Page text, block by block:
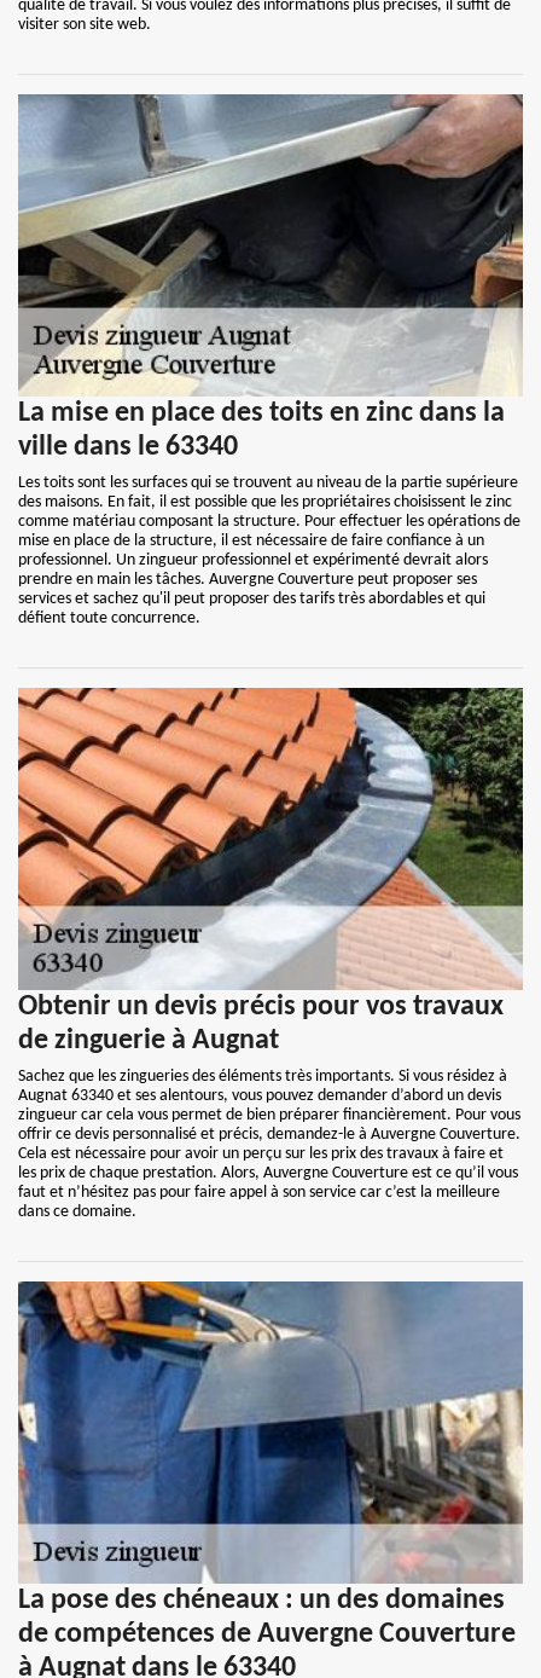
qualité de travail. Si vous voulez des informations plus précises, il suffit de
visiter son site web.
La mise en place des toits en zinc dans la
ville dans le 63340
Les toits sont les surfaces qui se trouvent au niveau de la partie supérieure
des maisons. En fait, il est possible que les propriétaires choisissent le zinc
comme matériau composant la structure. Pour effectuer les opérations de
mise en place de la structure, il est nécessaire de faire confiance à un
professionnel. Un zingueur professionnel et expérimenté devrait alors
prendre en main les tâches. Auvergne Couverture peut proposer ses
services et sachez qu'il peut proposer des tarifs très abordables et qui
défient toute concurrence.
Obtenir un devis précis pour vos travaux
de zinguerie à Augnat
Sachez que les zingueries des éléments très importants. Si vous résidez à
Augnat 63340 et ses alentours, vous pouvez demander d’abord un devis
zingueur car cela vous permet de bien préparer financièrement. Pour vous
offrir ce devis personnalisé et précis, demandez-le à Auvergne Couverture.
Cela est nécessaire pour avoir un perçu sur les prix des travaux à faire et
les prix de chaque prestation. Alors, Auvergne Couverture est ce qu’il vous
faut et n’hésitez pas pour faire appel à son service car c’est la meilleure
dans ce domaine.
La pose des chéneaux : un des domaines
de compétences de Auvergne Couverture
à Augnat dans le 63340